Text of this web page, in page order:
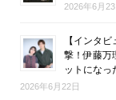
2026年6月23
【インタ
撃！伊藤万
ットになっ
2026年6月22日